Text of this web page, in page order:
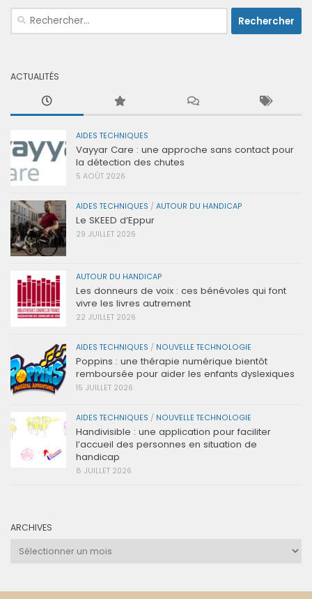
Rechercher :
ACTUALITÉS
AIDES TECHNIQUES
Vayyar Care : une approche sans contact pour
la détection des chutes
5 AOÛT 2026
AIDES TECHNIQUES / AUTOUR DU HANDICAP
Le SKEED d’Eppur
29 JUILLET 2026
AUTOUR DU HANDICAP
Les donneurs de voix : ces bénévoles qui font
vivre les livres autrement
22 JUILLET 2026
AIDES TECHNIQUES / NOUVELLE TECHNOLOGIE
Poppins : une thérapie numérique bientôt
remboursée pour aider les enfants dyslexiques
15 JUILLET 2026
AIDES TECHNIQUES / NOUVELLE TECHNOLOGIE
Handivisible : une application pour faciliter
l’accueil des personnes en situation de
handicap
8 JUILLET 2026
ARCHIVES
Archives